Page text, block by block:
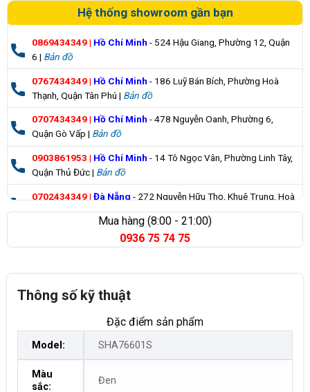
Hệ thống showroom gần bạn
0869434349| Hồ Chí Minh - 524 Hậu Giang, Phường 12, Quận
6 | Bản đồ
0767434349| Hồ Chí Minh - 186 Luỹ Bán Bích, Phường Hoà
Thạnh, Quận Tân Phú | Bản đồ
0707434349| Hồ Chí Minh - 478 Nguyễn Oanh, Phường 6,
Quận Gò Vấp | Bản đồ
0903861953 | Hồ Chí Minh - 14 Tô Ngọc Vân, Phường Linh Tây,
Quận Thủ Đức | Bản đồ
0702434349| Đà Nẵng - 272 Nguyễn Hữu Thọ, Khuê Trung, Hoà
Cường |Bản đồ
Mua hàng (8:00 - 21:00)
0936 75 74 75
Thông số kỹ thuật
Đặc điểm sản phẩm
Model: SHA76601S
Màu
sắc:
Đen